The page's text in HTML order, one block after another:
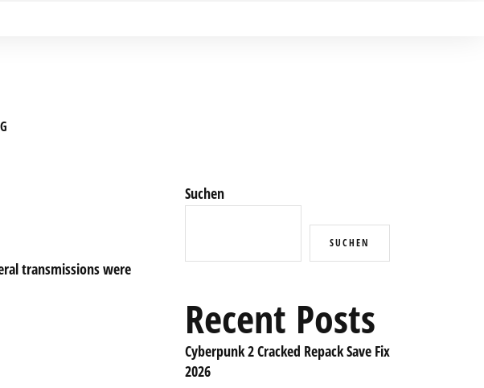
transmissions were
Suchen
SUCHEN
Recent Posts
Cyberpunk 2 Cracked Repack Save Fix
2026